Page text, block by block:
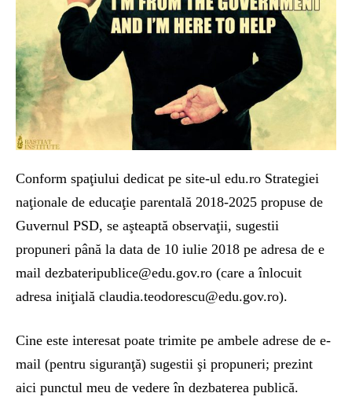
Conform spaţiului dedicat pe site-ul edu.ro Strategiei
naţionale de educaţie parentală 2018-2025 propuse de
Guvernul PSD, se aşteaptă observaţii, sugestii
propuneri până la data de 10 iulie 2018 pe adresa de e
mail dezbateripublice@edu.gov.ro (care a înlocuit
adresa iniţială claudia.teodorescu@edu.gov.ro).
Cine este interesat poate trimite pe ambele adrese de e-
mail (pentru siguranţă) sugestii şi propuneri; prezint
aici punctul meu de vedere în dezbaterea publică.